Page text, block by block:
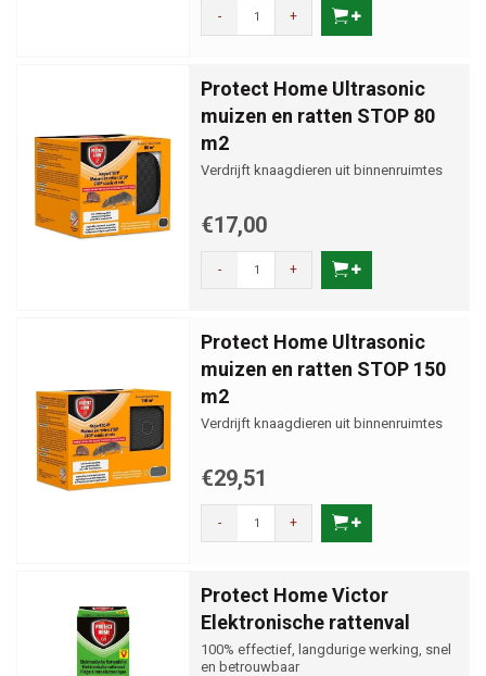
- +
Protect Home Ultrasonic
muizen en ratten STOP 80
m2
Verdrijft knaagdieren uit binnenruimtes
€17,00
- +
Protect Home Ultrasonic
muizen en ratten STOP 150
m2
Verdrijft knaagdieren uit binnenruimtes
€29,51
- +
Protect Home Victor
Elektronische rattenval
100% effectief, langdurige werking, snel
en betrouwbaar